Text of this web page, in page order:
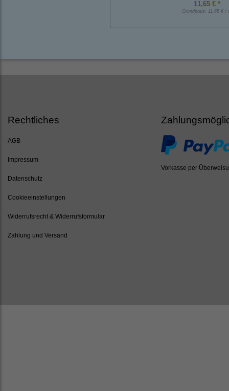
11,65 € *
Grundpreis: 11,65 € /
Rechtliches
AGB
Impressum
Datenschutz
Cookieeinstellungen
Widerrufsrecht & Widerrufsformular
Zahlung und Versand
Vorkasse per